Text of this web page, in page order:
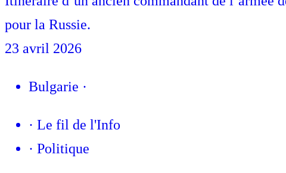
pour la Russie.
23 avril 2026
Bulgarie ·
· Le fil de l'Info
· Politique